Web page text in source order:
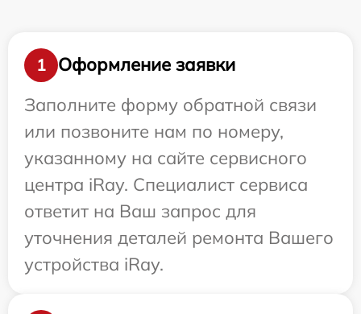
1
Оформление заявки
Заполните форму обратной связи
или позвоните нам по номеру,
указанному на сайте сервисного
центра iRay. Специалист сервиса
ответит на Ваш запрос для
уточнения деталей ремонта Вашего
устройства iRay.